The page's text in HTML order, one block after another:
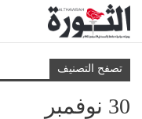
تصفح التصنيف
30 نوفمبر